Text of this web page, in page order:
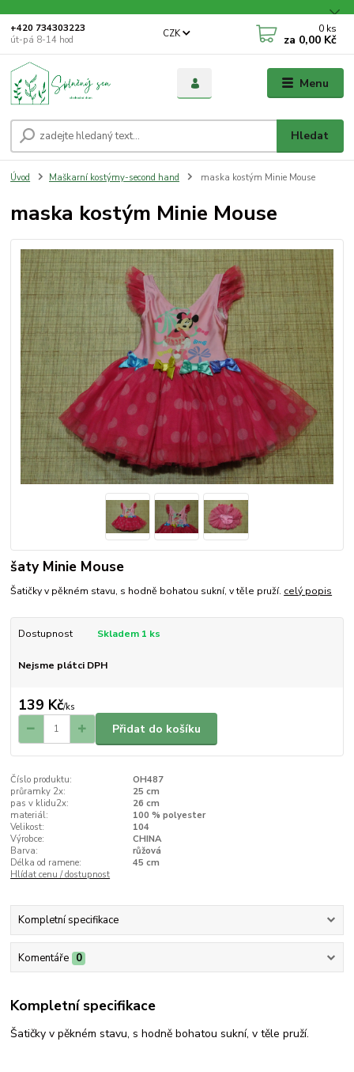
Menu
CZK
Hledat
+420 734303223
út-pá 8-14 hod
0 ks
za 0,00 Kč
Úvod Maškarní kostýmy-second hand maska kostým Minie Mouse
maska kostým Minie Mouse
šaty Minie Mouse
Šatičky v pěkném stavu, s hodně bohatou sukní, v těle pruží. celý popis
Dostupnost Skladem 1 ks
Nejsme plátci DPH
139 Kč/ks
Přidat do košíku
Číslo produktu:
OH487
průramky 2x:
25 cm
pas v klidu2x:
26 cm
materiál:
100 % polyester
Velikost:
104
Výrobce:
CHINA
Barva:
růžová
Délka od ramene:
45 cm
Hlídat cenu / dostupnost
Kompletní specifikace
Komentáře 0
Kompletní specifikace
Šatičky v pěkném stavu, s hodně bohatou sukní, v těle pruží.